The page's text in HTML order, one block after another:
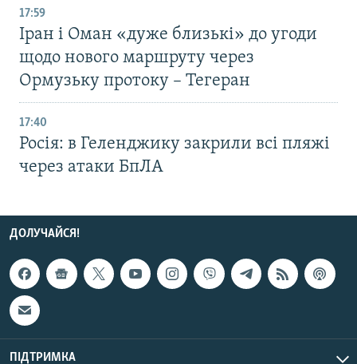
17:59
Іран і Оман «дуже близькі» до угоди
щодо нового маршруту через
Ормузьку протоку – Тегеран
17:40
Росія: в Геленджику закрили всі пляжі
через атаки БпЛА
ДОЛУЧАЙСЯ!
ПІДТРИМКА